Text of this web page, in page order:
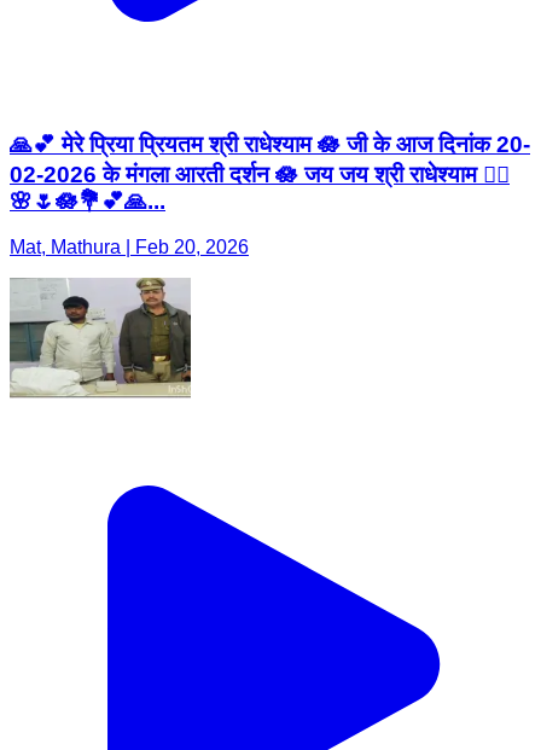
🙏💕 मेरे प्रिया प्रियतम श्री राधेश्याम 🪷 जी के आज दिनांक 20-
02-2026 के मंगला आरती दर्शन 🪷 जय जय श्री राधेश्याम 🙇‍♂️
🌸🌷🪷💐💕🙏...
Mat, Mathura | Feb 20, 2026